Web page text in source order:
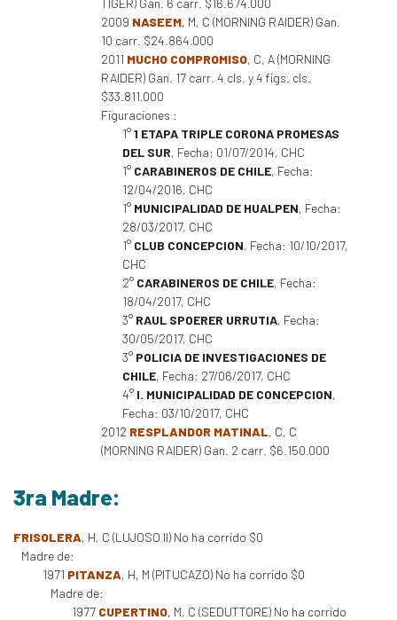
TIGER) Gan. 6 carr. $16.674.000
2009 NASEEM, M, C (MORNING RAIDER) Gan.
10 carr. $24.864.000
2011 MUCHO COMPROMISO, C, A (MORNING
RAIDER) Gan. 17 carr. 4 cls. y 4 figs. cls.
$33.811.000
Figuraciones :
1°1 ETAPA TRIPLE CORONA PROMESAS
DEL SUR, Fecha: 01/07/2014, CHC
1° CARABINEROS DE CHILE, Fecha:
12/04/2016, CHC
1° MUNICIPALIDAD DE HUALPEN, Fecha:
28/03/2017, CHC
1° CLUB CONCEPCION, Fecha: 10/10/2017,
CHC
2° CARABINEROS DE CHILE, Fecha:
18/04/2017, CHC
3° RAUL SPOERER URRUTIA, Fecha:
30/05/2017, CHC
3° POLICIA DE INVESTIGACIONES DE
CHILE, Fecha: 27/06/2017, CHC
4° I. MUNICIPALIDAD DE CONCEPCION,
Fecha: 03/10/2017, CHC
2012 RESPLANDOR MATINAL, C, C
(MORNING RAIDER) Gan. 2 carr. $6.150.000
3ra Madre:
FRISOLERA, H, C (LUJOSO II) No ha corrido $0
Madre de:
1971 PITANZA, H, M (PITUCAZO) No ha corrido $0
Madre de:
1977 CUPERTINO, M, C (SEDUTTORE) No ha corrido